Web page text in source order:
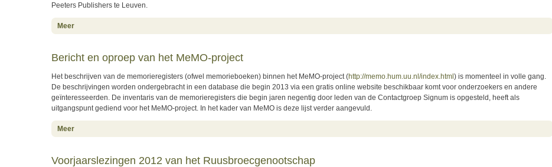
Peeters Publishers te Leuven.
Meer
Bericht en oproep van het MeMO-project
Het beschrijven van de memorieregisters (ofwel memorieboeken) binnen het MeMO-project (http://memo.hum.uu.nl/index.html) is momenteel in volle gang.
De beschrijvingen worden ondergebracht in een database die begin 2013 via een gratis online website beschikbaar komt voor onderzoekers en andere
geïnteresseerden. De inventaris van de memorieregisters die begin jaren negentig door leden van de Contactgroep Signum is opgesteld, heeft als
uitgangspunt gediend voor het MeMO-project. In het kader van MeMO is deze lijst verder aangevuld.
Meer
Voorjaarslezingen 2012 van het Ruusbroecgenootschap